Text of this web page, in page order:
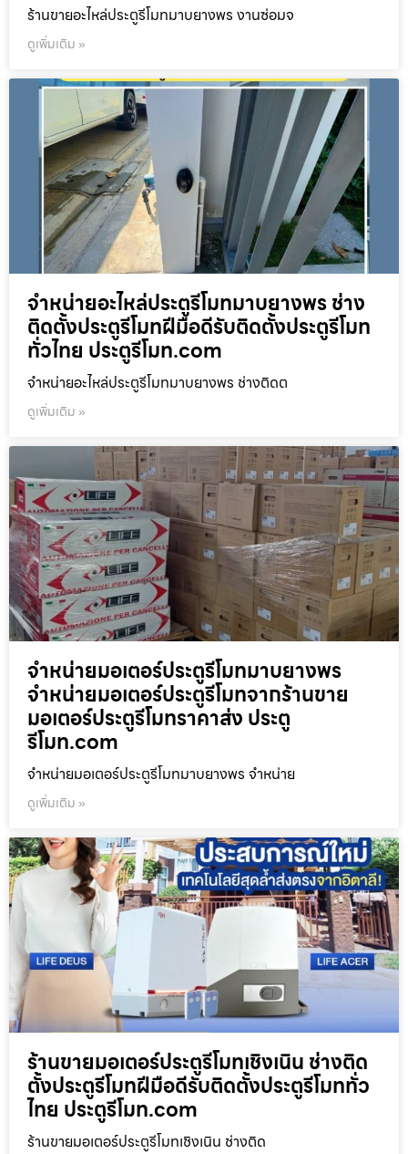
ร้านขายอะไหล่ประตูรีโมทมาบยางพร งานซ่อมจ
ดูเพิ่มเติม »
จำหน่ายอะไหล่ประตูรีโมทมาบยางพร ช่าง
ติดตั้งประตูรีโมทฝีมือดีรับติดตั้งประตูรีโมท
ทั่วไทย ประตูรีโมท.com
จำหน่ายอะไหล่ประตูรีโมทมาบยางพร ช่างติดต
ดูเพิ่มเติม »
จำหน่ายมอเตอร์ประตูรีโมทมาบยางพร
จำหน่ายมอเตอร์ประตูรีโมทจากร้านขาย
มอเตอร์ประตูรีโมทราคาส่ง ประตู
รีโมท.com
จำหน่ายมอเตอร์ประตูรีโมทมาบยางพร จำหน่าย
ดูเพิ่มเติม »
ร้านขายมอเตอร์ประตูรีโมทเชิงเนิน ช่างติด
ตั้งประตูรีโมทฝีมือดีรับติดตั้งประตูรีโมททั่ว
ไทย ประตูรีโมท.com
ร้านขายมอเตอร์ประตูรีโมทเชิงเนิน ช่างติด